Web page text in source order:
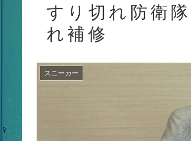
すり切れ防衛
れ補修
スニーカー